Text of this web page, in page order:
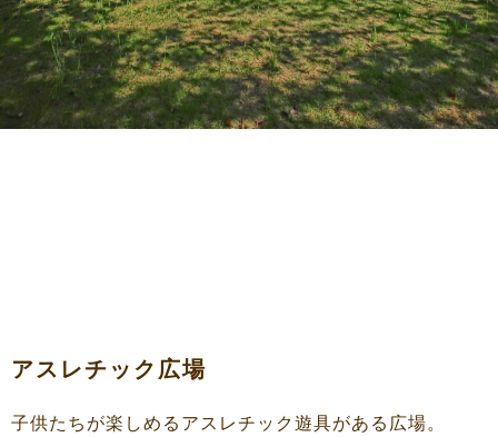
アスレチック広場
子供たちが楽しめるアスレチック遊具がある広場。